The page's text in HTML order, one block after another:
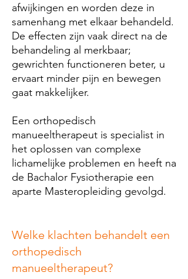
afwijkingen en worden deze in
samenhang met elkaar behandeld.
De effecten zijn vaak direct na de
behandeling al merkbaar;
gewrichten functioneren beter, u
ervaart minder pijn en bewegen
gaat makkelijker.
Een orthopedisch
manueeltherapeut is specialist in
het oplossen van complexe
lichamelijke problemen en heeft na
de Bachalor Fysiotherapie een
aparte Masteropleiding gevolgd.
Welke klachten behandelt een
orthopedisch
manueeltherapeut?